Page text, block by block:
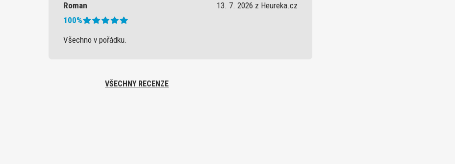
Roman
13. 7. 2026 z Heureka.cz
100%
Všechno v pořádku.
VŠECHNY RECENZE